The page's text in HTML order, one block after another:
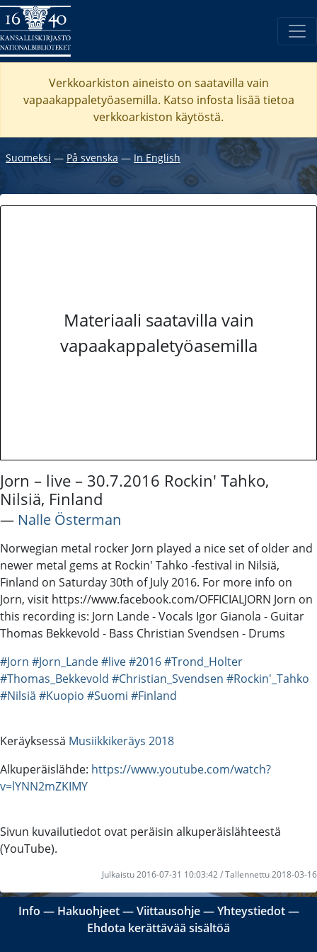
Verkkoarkiston aineisto on saatavilla vain
vapaakappaletyöasemilla. Katso infosta lisää tietoa
verkkoarkiston käytöstä.
Suomeksi ― På svenska ― In English
Materiaali saatavilla vain
vapaakappaletyöasemilla
Jorn – live – 30.7.2016 Rockin' Tahko,
Nilsiä, Finland
― Nalle Österman
Norwegian metal rocker Jorn played a nice set of older and
newer metal gems at Rockin' Tahko -festival in Nilsiä,
Finland on Saturday 30th of July 2016. For more info on
Jorn, visit https://www.facebook.com/OFFICIALJORN Jorn on
this recording is: Jorn Lande - Vocals Igor Gianola - Guitar
Thomas Bekkevold - Bass Christian Svendsen - Drums
#Jorn #Jorn_Lande#live#2016#Trond_Holter
#Thomas_Bekkevold #Christian_Svendsen #Rockin'_Tahko
#Nilsiä #Kuopio #Suomi #Finland
Keräyksessä Musiikkikeräys 2018
Alkuperäislähde: https://www.youtube.com/watch?
v=lYNN2mZKIMY
Sivun kuvailutiedot ovat peräisin alkuperäislähteestä
(YouTube).
Julkaistu 2016-07-31 10:03:42 / Tallennettu 2018-03-16
Info ― Hakuohjeet―Viittausohje―Yhteystiedot―
Ehdota kerättävää sisältöä